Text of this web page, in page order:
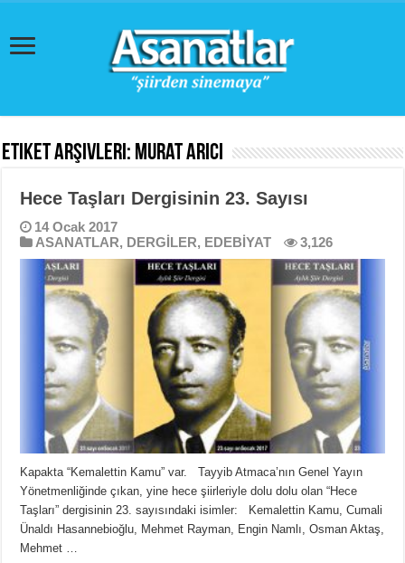
Etiket Arşivleri: Murat Arıcı
Hece Taşları Dergisinin 23. Sayısı
14 Ocak 2017
ASANATLAR, DERGİLER, EDEBİYAT 3,126
Kapakta “Kemalettin Kamu” var. Tayyib Atmaca’nın Genel Yayın
Yönetmenliğinde çıkan, yine hece şiirleriyle dolu dolu olan “Hece
Taşları” dergisinin 23. sayısındaki isimler: Kemalettin Kamu, Cumali
Ünaldı Hasannebioğlu, Mehmet Rayman, Engin Namlı, Osman Aktaş,
Mehmet …